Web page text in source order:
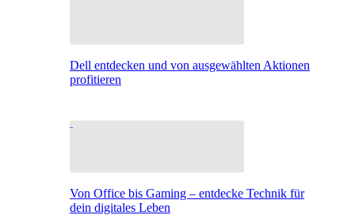
Dell entdecken und von ausgewählten Aktionen
profitieren
Von Office bis Gaming – entdecke Technik für
dein digitales Leben